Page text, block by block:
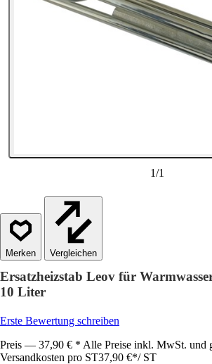
1/1
Vergleichen
Ersatzheizstab Leov für
10 Liter
Erste Bewertung schreiben
Preis — 37,90 € * Alle Preise inkl. MwSt. und
Versandkosten pro ST37,90 €*/ ST